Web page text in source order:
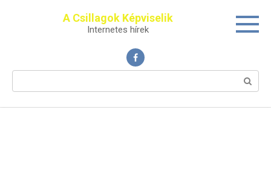
A Csillagok Képviselik
Internetes hírek
Поиск: